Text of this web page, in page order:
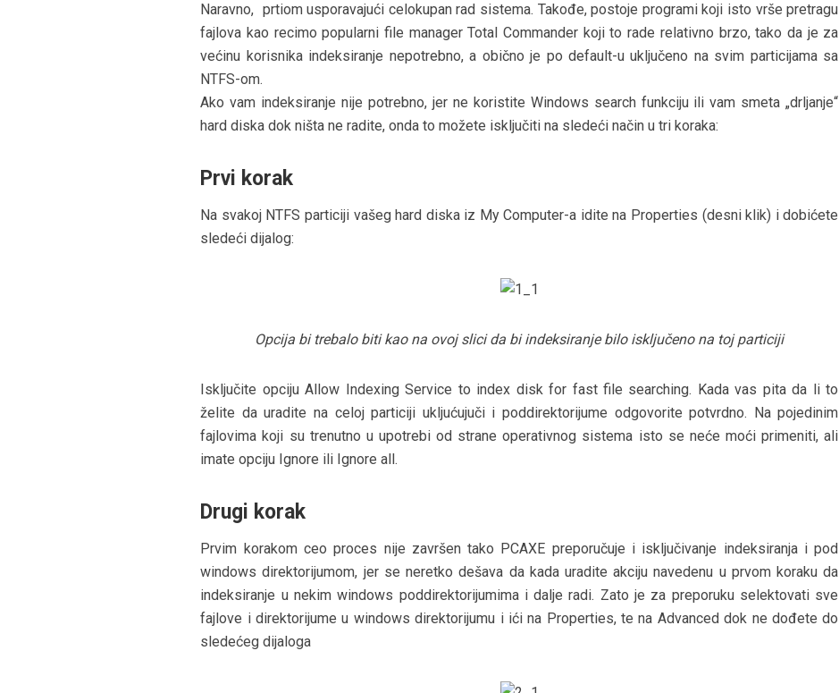
Naravno, prtiom usporavajući celokupan rad sistema. Takođe, postoje programi koji isto vrše pretragu
fajlova kao recimo popularni file manager Total Commander koji to rade relativno brzo, tako da je za
većinu korisnika indeksiranje nepotrebno, a obično je po default-u uključeno na svim particijama sa
NTFS-om.
Ako vam indeksiranje nije potrebno, jer ne koristite Windows search funkciju ili vam smeta „drljanje“
hard diska dok ništa ne radite, onda to možete isključiti na sledeći način u tri koraka:
Prvi korak
Na svakoj NTFS particiji vašeg hard diska iz My Computer-a idite na Properties (desni klik) i dobićete
sledeći dijalog:
Opcija bi trebalo biti kao na ovoj slici da bi indeksiranje bilo isključeno na toj particiji
Isključite opciju Allow Indexing Service to index disk for fast file searching. Kada vas pita da li to
želite da uradite na celoj particiji ukljućujuči i poddirektorijume odgovorite potvrdno. Na pojedinim
fajlovima koji su trenutno u upotrebi od strane operativnog sistema isto se neće moći primeniti, ali
imate opciju Ignore ili Ignore all.
Drugi korak
Prvim korakom ceo proces nije završen tako PCAXE preporučuje i isključivanje indeksiranja i pod
windows direktorijumom, jer se neretko dešava da kada uradite akciju navedenu u prvom koraku da
indeksiranje u nekim windows poddirektorijumima i dalje radi. Zato je za preporuku selektovati sve
fajlove i direktorijume u windows direktorijumu i ići na Properties, te na Advanced dok ne dođete do
sledećeg dijaloga